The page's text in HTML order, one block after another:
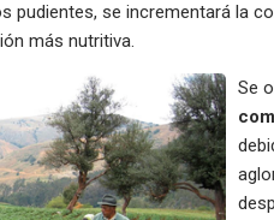
pudientes, se incrementará la
más nutritiva.
Se